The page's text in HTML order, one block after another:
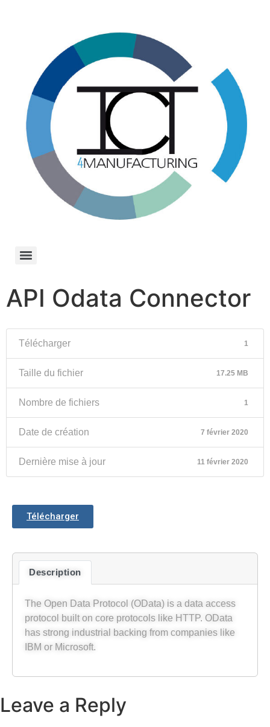
API Odata Connector
Télécharger 1
Taille du fichier 17.25 MB
Nombre de fichiers 1
Date de création 7 février 2020
Dernière mise à jour 11 février 2020
Télécharger
Description
The Open Data Protocol (OData) is a data access
protocol built on core protocols like HTTP. OData
has strong industrial backing from companies like
IBM or Microsoft.
Leave a Reply